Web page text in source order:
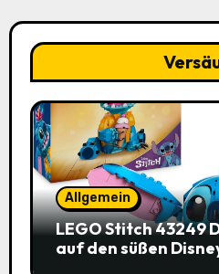
Allgemein
LEGO Stitch 43249
auf den süßen